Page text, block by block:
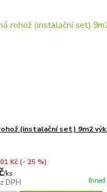
(instalační set) 9m2
Kč (- 25 %)
/ks
DPH